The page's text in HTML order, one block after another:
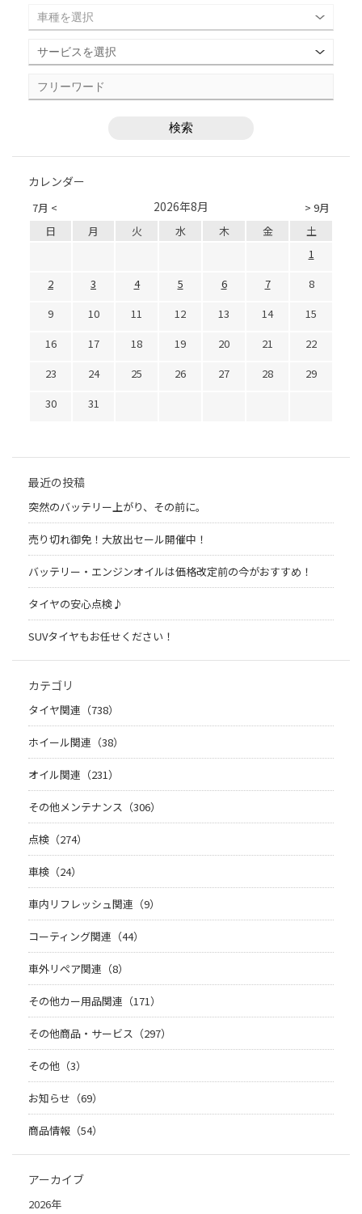
カレンダー
7月 < > 9月
2026年8月
日 月 火 水 木 金
土
1
2
3 4 5 6 7
8
9
10 11 12 13 14
15
16
17 18 19 20 21
22
23
24 25 26 27 28
29
30
31
最近の投稿
突然のバッテリー上がり、その前に。
売り切れ御免！大放出セール開催中！
バッテリー・エンジンオイルは価格改定前の今がおすすめ！
タイヤの安心点検♪
SUVタイヤもお任せください！
カテゴリ
タイヤ関連（738）
ホイール関連（38）
オイル関連（231）
その他メンテナンス（306）
点検（274）
車検（24）
車内リフレッシュ関連（9）
コーティング関連（44）
車外リペア関連（8）
その他カー用品関連（171）
その他商品・サービス（297）
その他（3）
お知らせ（69）
商品情報（54）
アーカイブ
2026年